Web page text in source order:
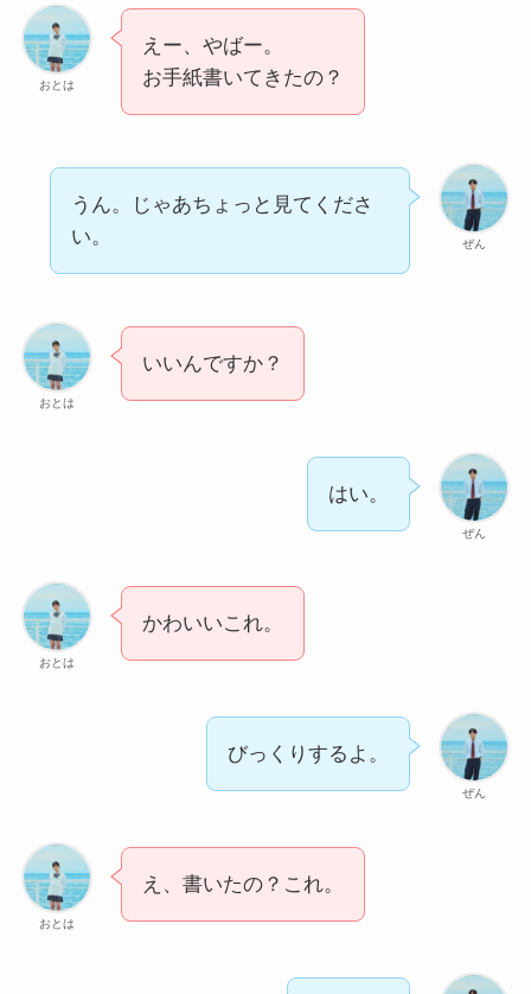
おとは
えー、やばー。
お手紙書いてきたの？
ぜん
うん。じゃあちょっと見てくださ
い。
おとは
いいんですか？
ぜん
はい。
おとは
かわいいこれ。
ぜん
びっくりするよ。
おとは
え、書いたの？これ。